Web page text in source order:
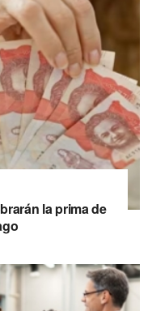
la prima de